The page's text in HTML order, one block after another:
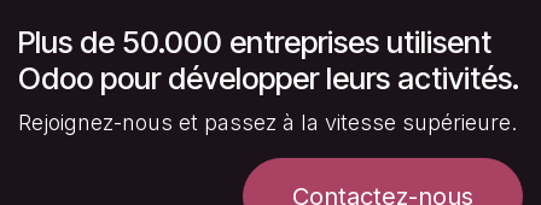
Plus de 50.000 entreprises utilisent
Odoo pour développer leurs activités.
Rejoignez-nous et passez à la vitesse supérieure.
Contactez-nous